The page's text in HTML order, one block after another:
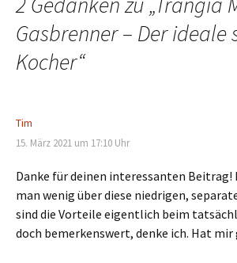
Gasbrenner – Der ideale
Kocher“
Tim
15. März 2021 um 17:10 Uhr
Danke für deinen interessanten
man wenig über diese niedrigen,
sind die Vorteile eigentlich beim
doch bemerkenswert, denke ich. Hat